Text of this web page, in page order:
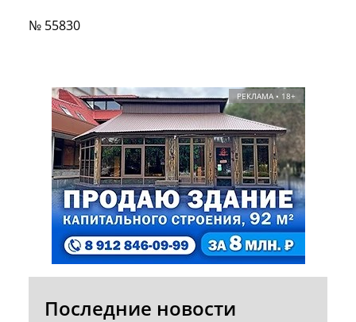
№ 55830
РЕКЛАМА • 18+
Последние новости